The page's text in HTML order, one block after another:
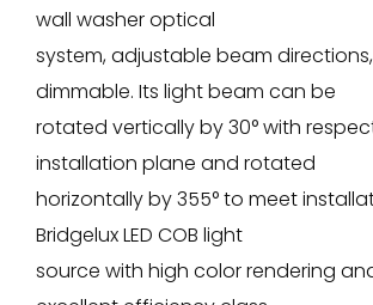
wall washer optical
system, adjustable beam directions,
dimmable. Its light beam can be
rotated vertically by 30° with
installation plane and rotated
horizontally by 355° to meet
Bridgelux LED COB light
source with high color rendering